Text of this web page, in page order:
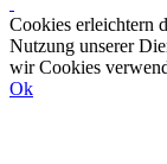
Cookies erleichtern
Nutzung unserer
wir Cookies
Ok